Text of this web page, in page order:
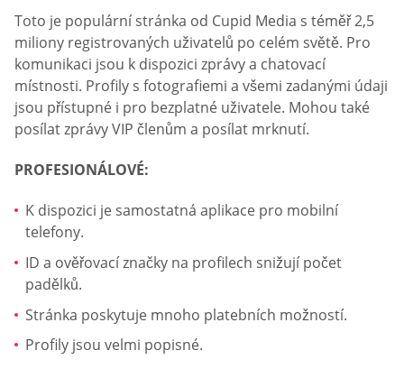
Toto je populární stránka od Cupid Media s téměř 2,5
miliony registrovaných uživatelů po celém světě. Pro
komunikaci jsou k dispozici zprávy a chatovací
místnosti. Profily s fotografiemi a všemi zadanými údaji
jsou přístupné i pro bezplatné uživatele. Mohou také
posílat zprávy VIP členům a posílat mrknutí.
PROFESIONÁLOVÉ:
K dispozici je samostatná aplikace pro mobilní
telefony.
ID a ověřovací značky na profilech snižují počet
padělků.
Stránka poskytuje mnoho platebních možností.
Profily jsou velmi popisné.